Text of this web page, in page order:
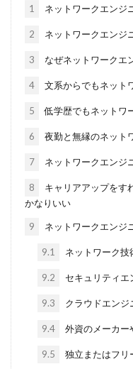
1 ネットワークエンジ
2 ネットワークエンジ
3 なぜネットワークエ
4 文系からでもネット
5 低学歴でもネットワ
6 夜勤と無縁のネット
7 ネットワークエンジ
8
キャリアアップをす
かなりいい
9 ネットワークエンジ
9.1 ネットワーク技
9.2 セキュリティエ
9.3 クラウドエンジ
9.4 外資のメーカー
9.5 独立またはフリ